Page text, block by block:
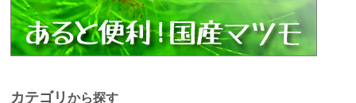
カテゴリから探す